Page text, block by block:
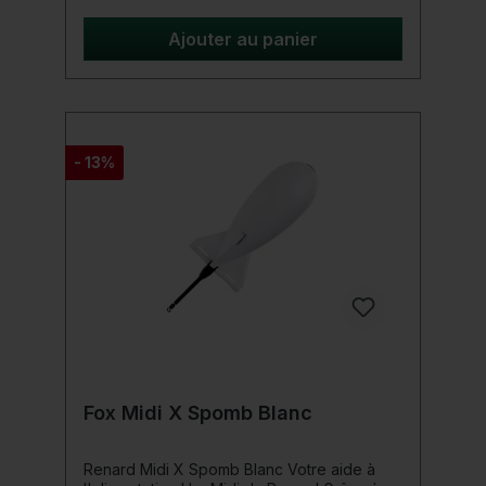
longs. Pèse environ 5 à 5,5 oz (environ 150
grammes, selon l'alimentation) une fois
plein, ce qui est parfait pour lancer des
distances extrêmes. La mousse
garantit que le Spomb flotte. Élimine le
supplémentaires, améliorant ainsi les
caractéristiques de vol
Ajouter au panier
- 13%
Fox Midi X Spomb Blanc
Renard Midi X Spomb Blanc Votre aide à